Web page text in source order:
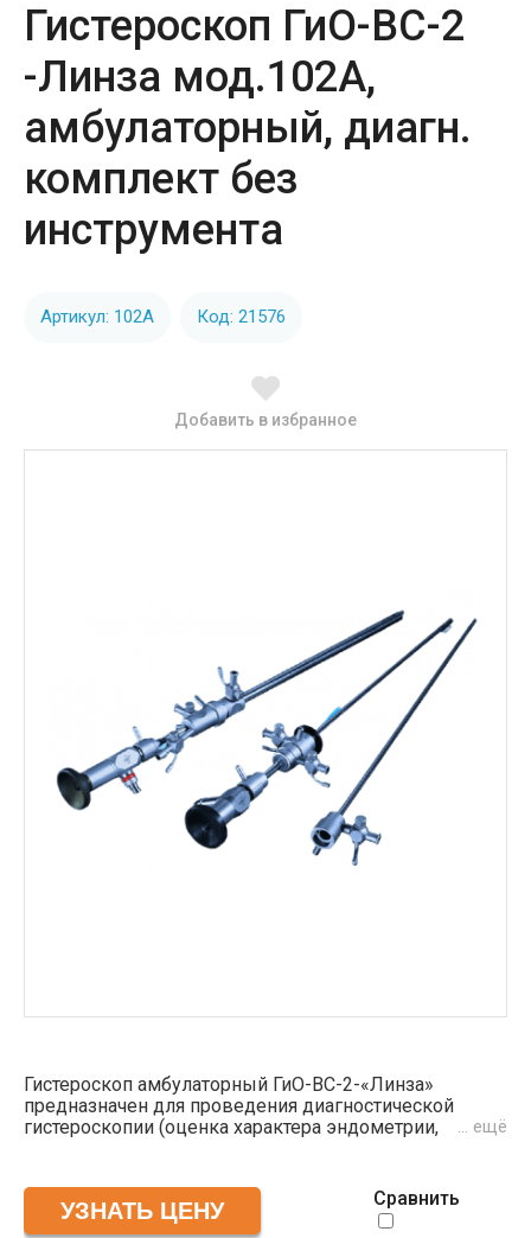
Гистероскоп ГиО-ВС-2
-Линза мод.102А,
амбулаторный, диагн.
комплект без
инструмента
Артикул: 102А Код: 21576
Добавить в избранное
Гистероскоп амбулаторный ГиО-ВС-2-«Линза»
предназначен для проведения диагностической
гистероскопии (оценка характера эндометрии,
шейки матки)
… ещё
Сравнить